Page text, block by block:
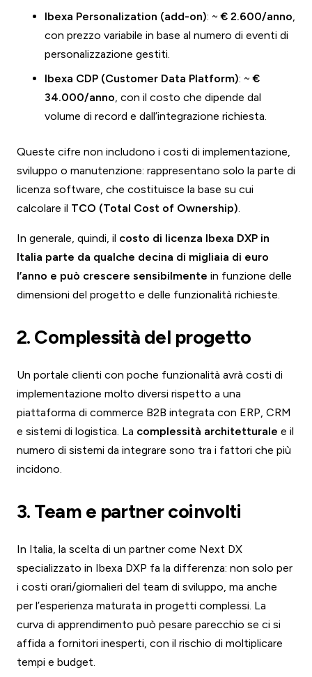
Ibexa Personalization (add-on): ~€ 2.600/anno,
con prezzo variabile in base al numero di eventi di
personalizzazione gestiti.
Ibexa CDP (Customer Data Platform): ~€
34.000/anno, con il costo che dipende dal
volume di record e dall’integrazione richiesta.
Queste cifre non includono i costi di implementazione,
sviluppo o manutenzione: rappresentano solo la parte di
licenza software, che costituisce la base su cui
calcolare il TCO (Total Cost of Ownership).
In generale, quindi, il costo di licenza Ibexa DXP in
Italia parte da qualche decina di migliaia di euro
l’anno e può crescere sensibilmente in funzione delle
dimensioni del progetto e delle funzionalità richieste.
2. Complessità del progetto
Un portale clienti con poche funzionalità avrà costi di
implementazione molto diversi rispetto a una
piattaforma di commerce B2B integrata con ERP, CRM
e sistemi di logistica. La complessità architetturale e il
numero di sistemi da integrare sono tra i fattori che più
incidono.
3. Team e partner coinvolti
In Italia, la scelta di un partner come Next DX
specializzato in Ibexa DXP fa la differenza: non solo per
i costi orari/giornalieri del team di sviluppo, ma anche
per l’esperienza maturata in progetti complessi. La
curva di apprendimento può pesare parecchio se ci si
affida a fornitori inesperti, con il rischio di moltiplicare
tempi e budget.